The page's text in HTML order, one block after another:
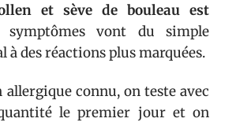
et sève de bouleau est
vont du simple
à des réactions plus marquées.
connu, on teste avec
le premier jour et on